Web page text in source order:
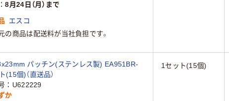
8月24日（月）まで
エスコ
の商品は配送料が当社負担です。
パッチン(ステンレス製) EA951BR-
(15個)（直送品）
U622229
か
1セット(15個)